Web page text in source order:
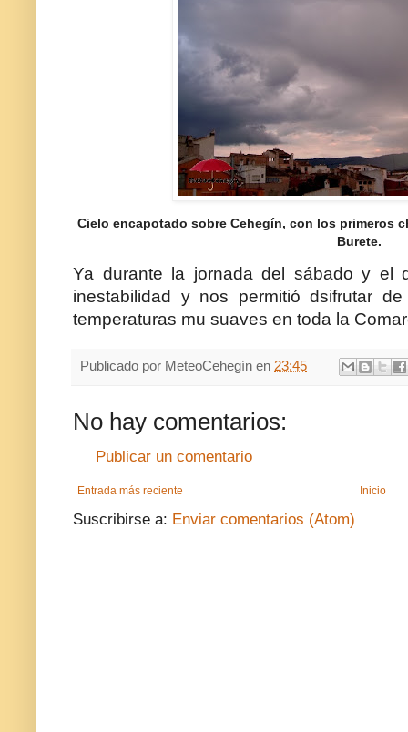
Cielo encapotado sobre Cehegín, con los primeros
Burete.
Ya durante la jornada del sábado y el
inestabilidad y nos permitió dsifrutar
temperaturas mu suaves en toda la
Publicado por MeteoCehegín en 23:45
No hay comentarios:
Publicar un comentario
Entrada más reciente Inicio
Suscribirse a: Enviar comentarios (Atom)